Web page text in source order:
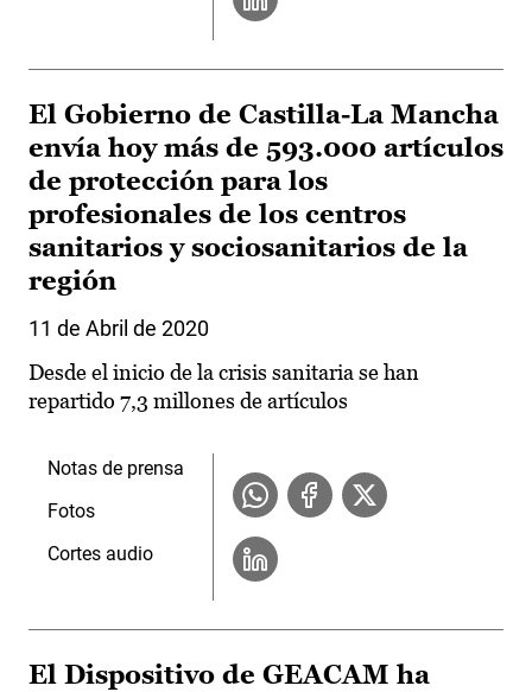
El Gobierno de Castilla-La Mancha
envía hoy más de 593.000 artículos
de protección para los
profesionales de los centros
sanitarios y sociosanitarios de la
región
11 de Abril de 2020
Desde el inicio de la crisis sanitaria se han
repartido 7,3 millones de artículos
Notas de prensa
Fotos
Cortes audio
El Dispositivo de GEACAM ha